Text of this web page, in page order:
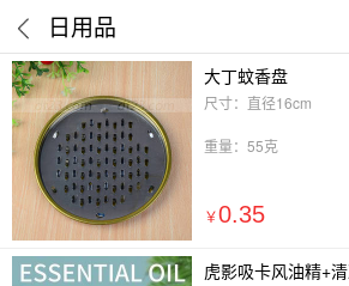
日用品
大丁蚊香盘
尺寸：直径16cm
重量：55克
￥0.35
虎影吸卡风油精+